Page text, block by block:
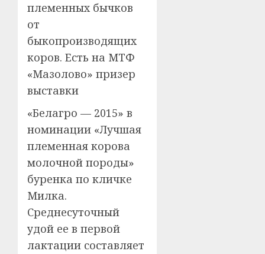
племенных бычков
от
быкопроизводящих
коров. Есть на МТФ
«Мазолово» призер
выставки
«Белагро — 2015» в
номинации «Лучшая
племенная корова
молочной породы»
буренка по кличке
Милка.
Среднесуточный
удой ее в первой
лактации составляет